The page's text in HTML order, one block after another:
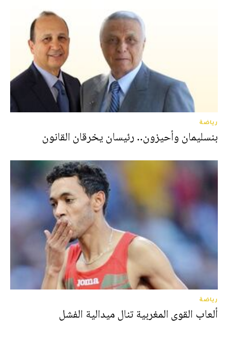
رياضة
بنسليمان وأحيزون.. رئيسان يخرقان القانون
رياضة
ألعاب القوى المغربية تنال ميدالية الفشل